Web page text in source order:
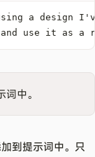
use it as a
中。
到提示词中。只